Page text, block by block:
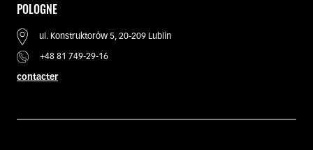
POLOGNE
ul. Konstruktorów 5, 20-209 Lublin
+48 81 749-29-16
contacter